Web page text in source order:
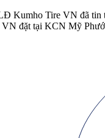
Kumho Tire VN đã tin
VN đặt tại KCN Mỹ